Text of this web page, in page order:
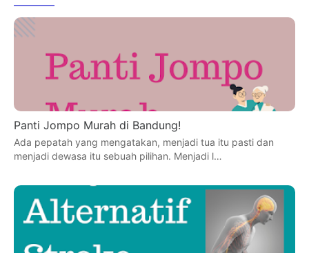
Panti Jompo Murah di Bandung!
Ada pepatah yang mengatakan, menjadi tua itu pasti dan
menjadi dewasa itu sebuah pilihan. Menjadi l…